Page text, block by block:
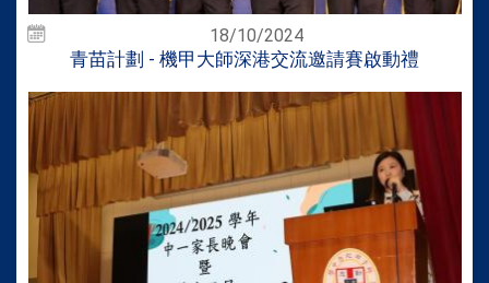
18/10/2024
青苗計劃 - 機甲大師深港交流邀請賽啟動禮